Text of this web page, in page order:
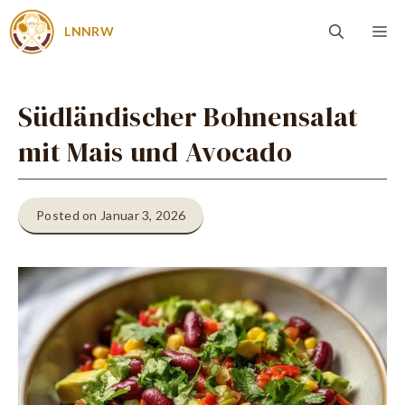
Zum
Inhalt
LNNRW
Südländischer Bohnensalat
mit Mais und Avocado
Posted on Januar 3, 2026